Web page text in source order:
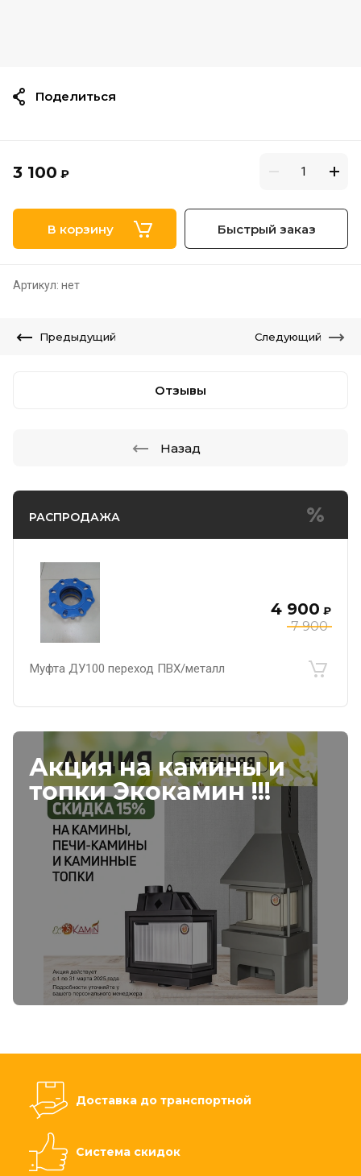
РАСПРОДАЖА
7 900
4 900 ₽
Муфта ДУ100 переход ПВХ/металл
Акция на камины и
топки Экокамин !!!
3 100 ₽
В корзину Быстрый заказ
Артикул: нет
Поделиться
Предыдущий Следующий
Отзывы
Назад
Доставка до транспортной
Система скидок